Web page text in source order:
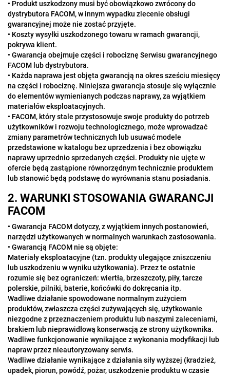
• Produkt uszkodzony musi być obowiązkowo zwrócony do
dystrybutora FACOM, w innym wypadku zlecenie obsługi
gwarancyjnej może nie zostać przyjęte.
• Koszty wysyłki uszkodzonego towaru w ramach gwarancji,
pokrywa klient.
• Gwarancja obejmuje części i robociznę Serwisu gwarancyjnego
FACOM lub dystrybutora.
• Każda naprawa jest objęta gwarancją na okres sześciu miesięcy
na części i robociznę. Niniejsza gwarancja stosuje się wyłącznie
do elementów wymienianych podczas naprawy, za wyjątkiem
materiałów eksploatacyjnych.
• FACOM, który stale przystosowuje swoje produkty do potrzeb
użytkowników i rozwoju technologicznego, może wprowadzać
zmiany parametrów technicznych lub usuwać modele
przedstawione w katalogu bez uprzedzenia i bez obowiązku
naprawy uprzednio sprzedanych części. Produkty nie ujęte w
ofercie będą zastąpione równorzędnym technicznie produktem
lub stanowić będą podstawę do wyrównania stanu posiadania.
2. WARUNKI STOSOWANIA GWARANCJI
FACOM
• Gwarancja FACOM dotyczy, z wyjątkiem innych postanowień,
narzędzi użytkowanych w normalnych warunkach zastosowania.
• Gwarancją FACOM nie są objęte:
Materiały eksploatacyjne (tzn. produkty ulegające zniszczeniu
lub uszkodzeniu w wyniku użytkowania). Przez te ostatnie
rozumie się bez ograniczeń: wiertła, brzeszczoty, piły, tarcze
polerskie, pilniki, baterie, końcówki do dokręcania itp.
Wadliwe działanie spowodowane normalnym zużyciem
produktów, zwłaszcza części zużywających się, użytkowanie
niezgodne z przeznaczeniem produktu lub naszymi zaleceniami,
brakiem lub nieprawidłową konserwacją ze strony użytkownika.
Wadliwe funkcjonowanie wynikające z wykonania modyfikacji lub
napraw przez nieautoryzowany serwis.
Wadliwe działanie wynikające z działania siły wyższej (kradzież,
upadek, piorun, powódź, pożar, uszkodzenie produktu w czasie